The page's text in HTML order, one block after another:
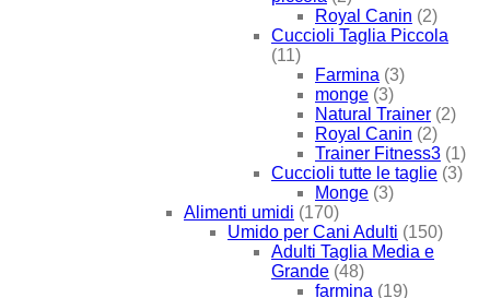
Royal Canin (2)
Cuccioli Taglia Piccola
(11)
Farmina (3)
monge (3)
Natural Trainer (2)
Royal Canin (2)
Trainer Fitness3 (1)
Cuccioli tutte le taglie (3)
Monge (3)
Alimenti umidi (170)
Umido per Cani Adulti (150)
Adulti Taglia Media e
Grande (48)
farmina (19)